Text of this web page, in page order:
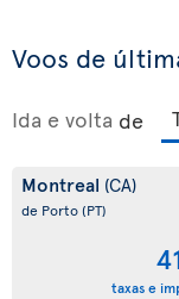
Voos de
Ida e volta de
Montreal (CA)
de Porto(PT)
taxas e